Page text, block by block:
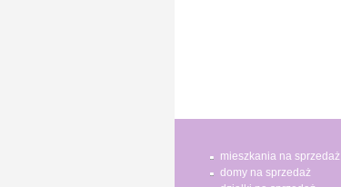
mieszkania na sprzedaż
domy na sprzedaż